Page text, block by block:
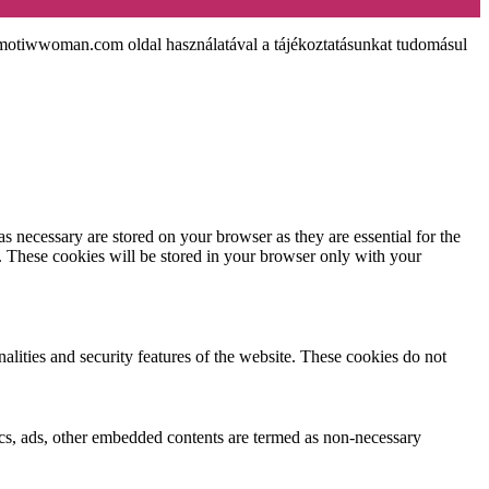
oldal használatával a tájékoztatásunkat tudomásul
are stored on your browser as they are essential for the
These cookies will be stored in your browser only with your
and security features of the website. These cookies do not
other embedded contents are termed as non-necessary